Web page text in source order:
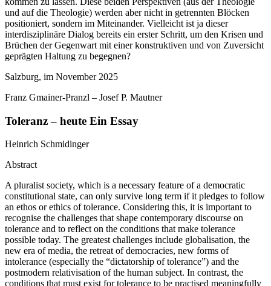
und auf die Theologie) werden aber nicht in getrennten Blöcken
positioniert, sondern im Miteinander. Vielleicht ist ja dieser
interdisziplinäre Dialog bereits ein erster Schritt, um den Krisen und
Brüchen der Gegenwart mit einer konstruktiven und von Zuversicht
geprägten Haltung zu begegnen?
Salzburg, im November 2025
Franz Gmainer-Pranzl – Josef P. Mautner
Toleranz – heute Ein Essay
Heinrich Schmidinger
Abstract
A pluralist society, which is a necessary feature of a democratic
constitutional state, can only survive long term if it pledges to follow
an ethos or ethics of tolerance. Considering this, it is important to
recognise the challenges that shape contemporary discourse on
tolerance and to reflect on the conditions that make tolerance
possible today. The greatest challenges include globalisation, the
new era of media, the retreat of democracies, new forms of
intolerance (especially the “dictatorship of tolerance”) and the
postmodern relativisation of the human subject. In contrast, the
conditions that must exist for tolerance to be practised meaningfully